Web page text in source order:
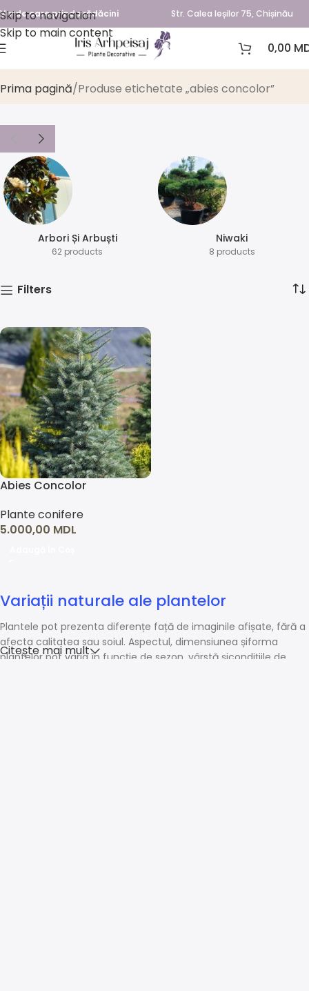
Skip to navigation
Skip to main content
Verde care prinde rădăcini Str. Calea Ieșilor 75, Chișinău
0,00
abies concolor
Prima pagină Produse etichetate „abies concolor”
Arbori Și Arbuști
62 products
⁠Niwaki
8 products
Filters
Abies Concolor
Plante conifere
5.000,00 MDL
Variații naturale ale plantelor
Plantele pot prezenta diferențe față de imaginile afișate, fără a
afecta calitatea sau soiul. Aspectul, dimensiunea șiforma
plantelor pot varia în funcție de sezon, vârstă șicondițiile de
Citește mai mult